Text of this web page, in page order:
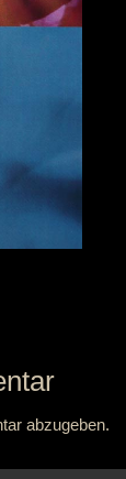
abzugeben.